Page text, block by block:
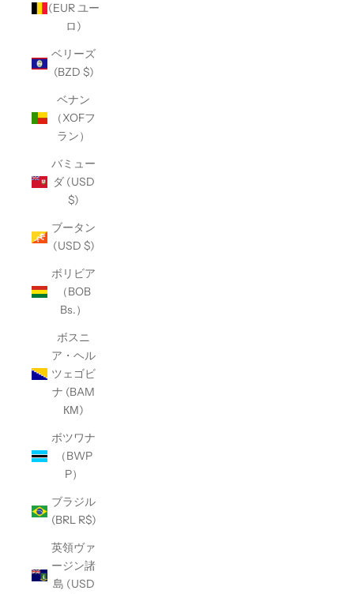
(EUR ユー
ロ)
ベリーズ
(BZD $)
ベナン
（XOFフ
ラン）
バミュー
ダ (USD
$)
ブータン
(USD $)
ボリビア
（BOB
Bs.）
ボスニ
ア・ヘル
ツェゴビ
ナ (BAM
КМ)
ボツワナ
（BWP
P）
ブラジル
(BRL R$)
英領ヴァ
ージン諸
島 (USD